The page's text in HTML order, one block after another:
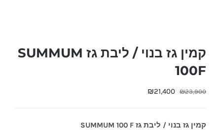
קמין גז בנוי / ליבת גז SUMMUM
100F
₪23,900
המחיר₪21,400
קמין גז בנוי / ליבת גז SUMMUM 100 F